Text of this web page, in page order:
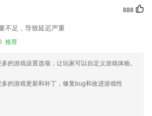
888
不足，导致延迟严重
推荐
多的游戏设置选项，让玩家可以自定义游戏体验。
多的游戏更新和补丁，修复bug和改进游戏性